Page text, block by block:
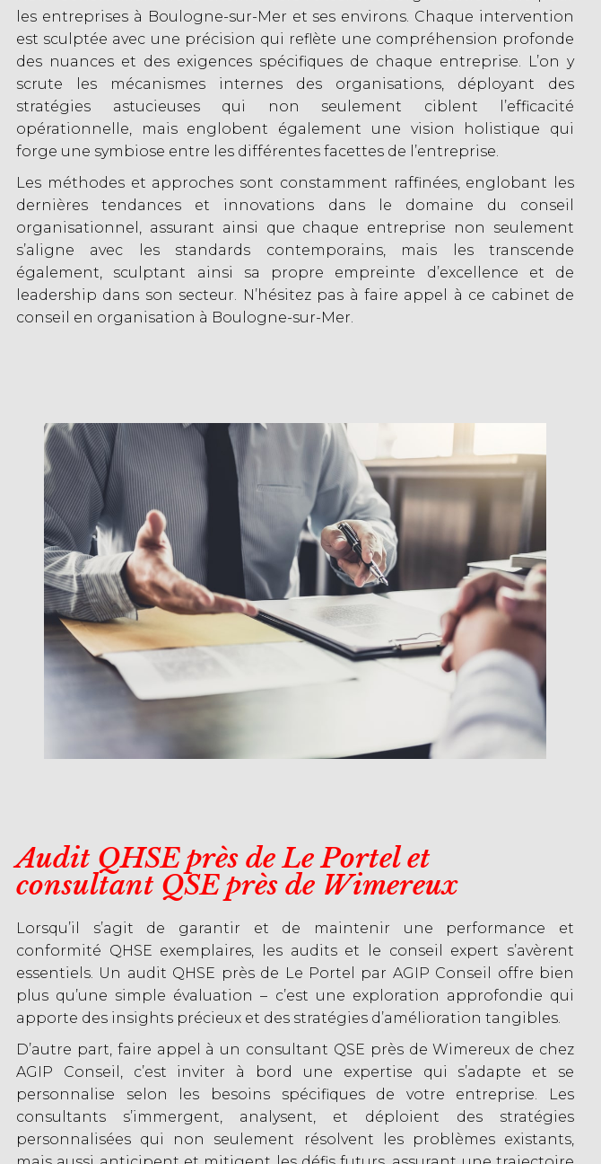
les entreprises à Boulogne-sur-Mer et ses environs. Chaque intervention
est sculptée avec une précision qui reflète une compréhension profonde
des nuances et des exigences spécifiques de chaque entreprise. L’on y
scrute les mécanismes internes des organisations, déployant des
stratégies astucieuses qui non seulement ciblent l’efficacité
opérationnelle, mais englobent également une vision holistique qui
forge une symbiose entre les différentes facettes de l’entreprise.
Les méthodes et approches sont constamment raffinées, englobant les
dernières tendances et innovations dans le domaine du conseil
organisationnel, assurant ainsi que chaque entreprise non seulement
s’aligne avec les standards contemporains, mais les transcende
également, sculptant ainsi sa propre empreinte d’excellence et de
leadership dans son secteur. N’hésitez pas à faire appel à ce cabinet de
conseil en organisation à Boulogne-sur-Mer.
Audit QHSE près de Le Portel et
consultant QSE près de Wimereux
Lorsqu’il s’agit de garantir et de maintenir une performance et
conformité QHSE exemplaires, les audits et le conseil expert s’avèrent
essentiels. Un audit QHSE près de Le Portel par AGIP Conseil offre bien
plus qu’une simple évaluation – c’est une exploration approfondie qui
apporte des insights précieux et des stratégies d’amélioration tangibles.
D’autre part, faire appel à un consultant QSE près de Wimereux de chez
AGIP Conseil, c’est inviter à bord une expertise qui s’adapte et se
personnalise selon les besoins spécifiques de votre entreprise. Les
consultants s’immergent, analysent, et déploient des stratégies
personnalisées qui non seulement résolvent les problèmes existants,